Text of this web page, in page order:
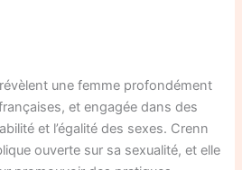
une femme profondément
et engagée dans des
et l’égalité des sexes. Crenn
ouverte sur sa sexualité, et elle